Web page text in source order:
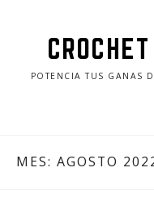
POTENCIA TUS GANAS
MES: AGOSTO